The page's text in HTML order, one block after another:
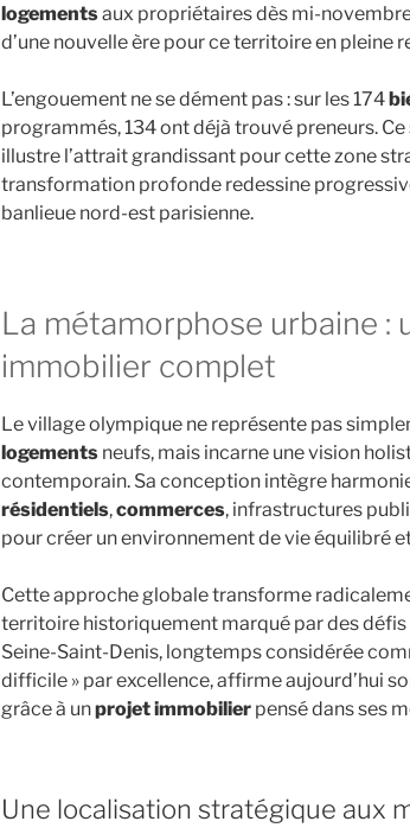
logementsaux propriétaires dès mi-
d’une nouvelle ère pour ce territoire en pleine
L’engouement ne se dément pas : sur les 174
programmés, 134 ont déjà trouvé preneurs.
illustre l’attrait grandissant pour cette zone
transformation profonde redessine
banlieue nord-est parisienne.
La métamorphose urbaine :
immobilier complet
Le village olympique ne représente pas
logements neufs, mais incarne une vision
contemporain. Sa conception intègre
résidentiels,commerces, infrastructures
pour créer un environnement de vie équilibré
Cette approche globale transforme
territoire historiquement marqué par des
Seine-Saint-Denis, longtemps considérée
difficile » par excellence, affirme aujourd’hui
grâce à unprojet immobilier pensé dans ses
Une localisation stratégique aux